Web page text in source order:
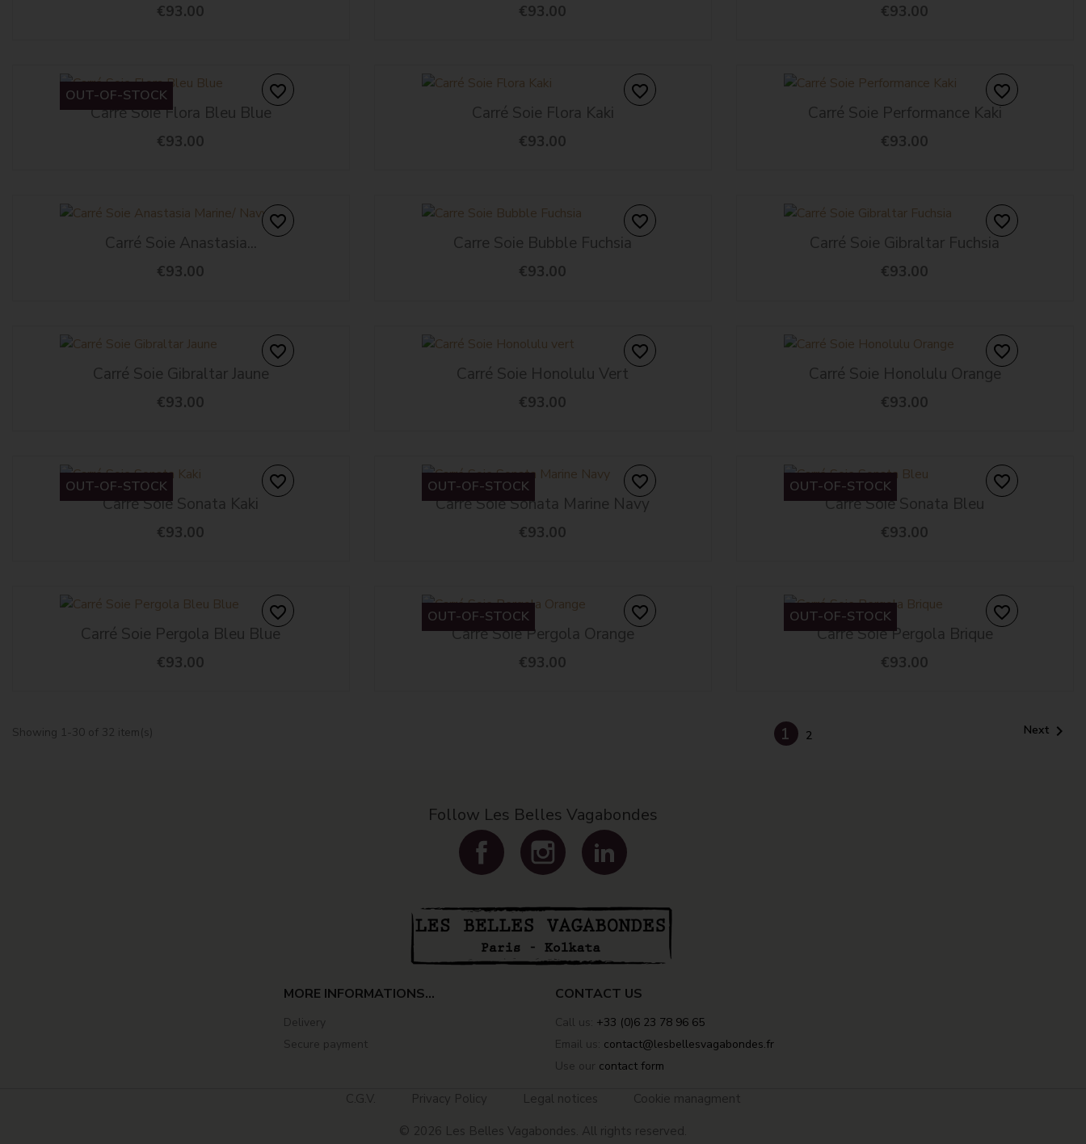
€93.00 €93.00 €93.00
Carré Soie Flora Bleu Blue
€93.00
OUT-OF-STOCK favorite_border
Carré Soie Flora Kaki
€93.00
favorite_border
Carré Soie Performance Kaki
€93.00
favorite_border
Carré Soie Anastasia...
€93.00
favorite_border
Carre Soie Bubble Fuchsia
€93.00
favorite_border
Carré Soie Gibraltar Fuchsia
€93.00
favorite_border
Carré Soie Gibraltar Jaune
€93.00
favorite_border
Carré Soie Honolulu Vert
€93.00
favorite_border
Carré Soie Honolulu Orange
€93.00
favorite_border
Carré Soie Sonata Kaki
€93.00
OUT-OF-STOCK favorite_border
Carré Soie Sonata Marine Navy
€93.00
OUT-OF-STOCK favorite_border
Carré Soie Sonata Bleu
€93.00
OUT-OF-STOCK favorite_border
Carré Soie Pergola Bleu Blue
€93.00
favorite_border
Carré Soie Pergola Orange
€93.00
OUT-OF-STOCK favorite_border
Carré Soie Pergola Brique
€93.00
OUT-OF-STOCK favorite_border
Showing 1-30 of 32 item(s) 1 2 Next 
Follow Les Belles Vagabondes
Facebook Instagram
MORE INFORMATIONS...
Delivery
Secure payment
CONTACT US
Call us: +33 (0)6 23 78 96 65
Email us: contact@lesbellesvagabondes.fr
Use our contact form
C.G.V. Privacy Policy Legal notices
Cookie managment
© 2026 Les Belles Vagabondes. All rights reserved.